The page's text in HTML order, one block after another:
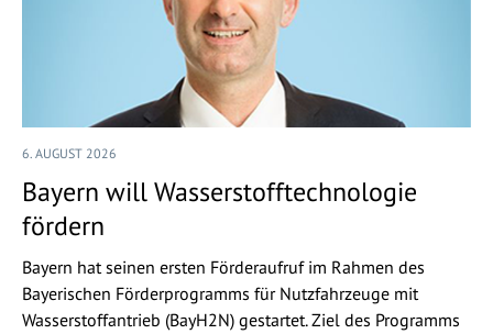
6. AUGUST 2026
Bayern will Wasserstofftechnologie
fördern
Bayern hat seinen ersten Förderaufruf im Rahmen des
Bayerischen Förderprogramms für Nutzfahrzeuge mit
Wasserstoffantrieb (BayH2N) gestartet. Ziel des Programms